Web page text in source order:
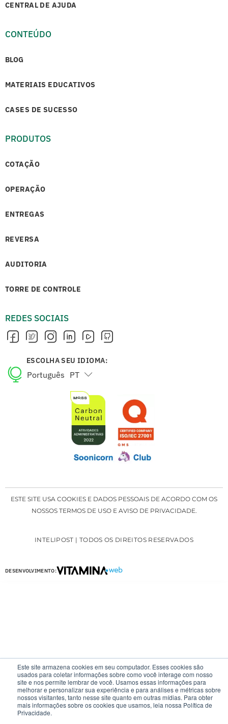
Este site armazena cookies em seu computador. Esses cookies são
usados para coletar informações sobre como você interage com nosso
site e nos permite lembrar de você. Usamos essas informações para
melhorar e personalizar sua experiência e para análises e métricas sobre
nossos visitantes, tanto nesse site quanto em outras mídias. Para obter
mais informações sobre os cookies que usamos, leia nossa Política de
Privacidade.
CENTRAL DE AJUDA
CONTEÚDO
BLOG
MATERIAIS EDUCATIVOS
CASES DE SUCESSO
PRODUTOS
COTAÇÃO
OPERAÇÃO
ENTREGAS
REVERSA
AUDITORIA
TORRE DE CONTROLE
REDES SOCIAIS
ESCOLHA SEU IDIOMA:
Português PT
English EN
ESTE SITE USA COOKIES E DADOS PESSOAIS DE ACORDO COM OS
NOSSOS TERMOS DE USO E AVISO DE PRIVACIDADE.
INTELIPOST | TODOS OS DIREITOS RESERVADOS
DESENVOLVIMENTO: